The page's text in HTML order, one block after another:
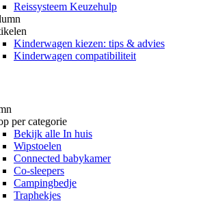
Reissysteem Keuzehulp
Kinderwagen kiezen: tips & advies
Kinderwagen compatibiliteit
per categorie
Bekijk alle In huis
Wipstoelen
Connected babykamer
Co-sleepers
Campingbedje
Traphekjes